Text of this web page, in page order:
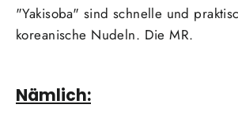
"Yakisoba" sind schnelle und
koreanische Nudeln. Die MR.
Nämlich: